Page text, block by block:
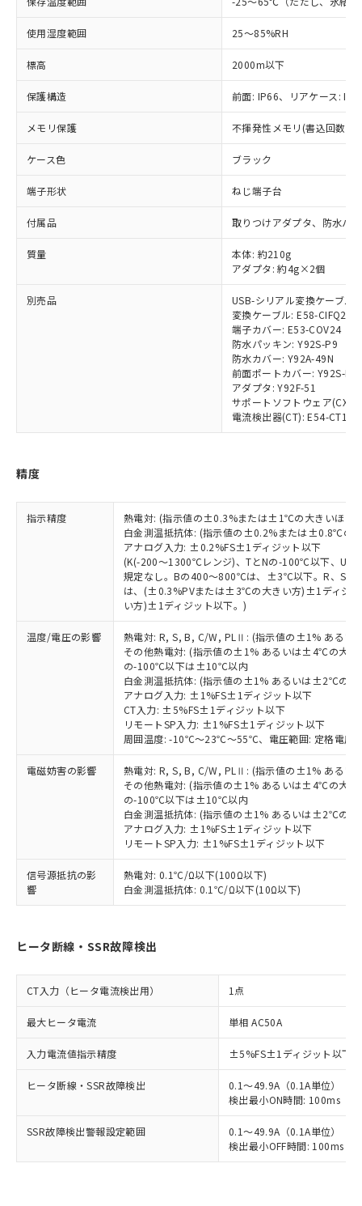
使用湿度範囲 25～85%RH
標高 2000m以下
保護構造 前面: IP66、リアケース:
メモリ保護 不揮発性メモリ(書込回数:
ケース色 ブラック
端子形状 ねじ端子台
付属品 取りつけアダプタ、防水パ
質量
本体: 約210g
アダプタ: 約4g×2個
別売品
USB-シリアル変換ケーブル:
変換ケーブル: E58-CIFQ2-E
端子カバー: E53-COV24
防水パッキン: Y92S-P9
防水カバー: Y92A-49N
前面ポートカバー: Y92S-P7
アダプタ: Y92F-51
サポートソフトウェア(CX-
電流検出器(CT): E54-CT1/
精度
指示精度
熱電対: (指示値の±0.3%または±1℃の大きいほう
白金測温抵抗体: (指示値の±0.2%または±0.8℃の
アナログ入力: ±0.2%FS±1ディジット以下
(K(-200～1300℃レンジ)、TとNの-100℃以下、U
規定なし。Bの400～800℃は、±3℃以下。R、S
は、(±0.3%PVまたは±3℃の大きい方)±1ディジ
い方)±1ディジット以下。)
温度/電圧の影響
熱電対: R, S, B, C/W, PLⅡ: (指示値の±1% ある
その他熱電対: (指示値の±1% あるいは±4℃の大き
の-100℃以下は±10℃以内
白金測温抵抗体: (指示値の±1% あるいは±2℃の大
アナログ入力: ±1%FS±1ディジット以下
CT入力: ±5%FS±1ディジット以下
リモートSP入力: ±1%FS±1ディジット以下
周囲温度: -10℃～23℃～55℃、電圧範囲: 定格電圧
電磁妨害の影響
熱電対: R, S, B, C/W, PLⅡ: (指示値の±1% ある
その他熱電対: (指示値の±1% あるいは±4℃の大き
の-100℃以下は±10℃以内
白金測温抵抗体: (指示値の±1% あるいは±2℃の大
アナログ入力: ±1%FS±1ディジット以下
リモートSP入力: ±1%FS±1ディジット以下
信号源抵抗の影
響
熱電対: 0.1℃/Ω以下(100Ω以下)
白金測温抵抗体: 0.1℃/Ω以下(10Ω以下)
ヒータ断線・SSR故障検出
CT入力（ヒータ電流検出用） 1点
最大ヒータ電流 単相 AC50A
入力電流値指示精度 ±5%FS±1ディジット以下
ヒータ断線・SSR故障検出
0.1～49.9A（0.1A単位）
検出最小ON時間: 100ms（
SSR故障検出警報設定範囲
0.1～49.9A（0.1A単位）
検出最小OFF時間: 100ms（
在庫状況および標準価格照会結果は、
記載している更新日時点での社内デー
タに基づき作成されるものであり、閲
覧された時点での実際の在庫および標
準価格とは異なる場合があることをご
正式な納期状況および標準価格はお客
様のお取引先、またはお客様担当のオ
オムロン制御機器販売店や当社販売拠
在庫状況および標準価格結果を当社の
事前の承諾なく第三者に漏洩または開
示しないようお願いします。
マイパーツ機能（部品リスト作成サー
ビス）をご利用いただくには、I-Web
メンバーズにご登録されている必要が
お客様が当ウェブサイト上で当社にご
登録された部品リストについて、当社
および当社の共同利用者が、当社の製
品・サービスに関するお客様との取
引・商談に必要な範囲で利用すること
指します。
むを得ず変更することがあります。
*EU RoHS指令（10物質）：
鉛(Pb) 1000ppm以下、 水銀(Hg) 1000ppm以下、 カド
六価クロム(Cr(Ⅵ)) 1000ppm以下、ポリ臭化ビフェニル
類(PBB) 1000ppm以下、ポリ臭化ジフェニルエーテル類
(PBDE) 1000ppm以下、フタル酸ビス(2-エチルヘキシ
ル) (DEHP)(別名：DOP) 1000ppm以下、フタル酸ブチ
ルベンジル（BBP） 1000ppm以下、フタル酸ジブチル
但し、RoHS指令で産業用監視および制御機器に対する
フタル酸エステル類の４物質については閾値を超える意
図的な使用がないことを確認しています。
※3 非含有証明書ダウンロード
下記の非含有証明書をダウンロードするこ
るもので、過去に遡って非含有を証明する
ものではありません。
また、RoHS指令のフタル酸エステル類４
物質の対応では、対応完了までの期間は出
荷製品に未対応品が混在することから備考
欄に対応日を記載しておりました。
既に当社にて対応品への在庫切替を完了
していることから、特段のことがない限
り、2022年1月12日より割愛しておりま
「－」：未確認です。当社販売部門へお問
Pb(鉛) :1000ppm、 Hg(水銀) : 1000ppm、 Cd(カドミウ
Cr(Ⅵ)(六価クロム) : 1000ppm、 PBBs(ポリ臭化ビフェ
ニル類) : 1000ppm、 PBDEs(ポリ臭化ジフェニルエーテ
DBP(フタル酸ジブチル) : 1000ppm、 DIBP(フタル酸ジ
イソブチル) : 1000ppm、 BBP(フタル酸ブチルベンジ
DEHP(フタル酸ビス(2-エチルヘキシル)) : 1000ppm
「ｅ」：有害物質（10物質）のすべてが基
準値以下であることを示します。
質が外部に漏えいし、環境に深刻な影響を
「－」：未確認です。当社販売部門へお問
為替および外国貿易法に定める商品
（以下｢規制貨物等」という）を輸出
国政府の輸出許可(または役務取引許
可)を取得するなどの必要な手続きを
当社は規制貨物を破棄する場合は、完
全に破砕するなど、違法に輸出されな
いよう必要な手段を講じます。
当社は貴社製品を、核兵器、ミサイ
ル、化学兵器、生物兵器またはその他
武器並びにこれらの製造装置等に一切
当社は、貴社製品を第三者に販売する
場合は、上記1、2および3の内容を当
該第三者に通知します。また当社は、
販売先および販売に係わる関係者が違
法に輸出するおそれがある場合は、取
キャンセル
一定数以上の在庫あり
一定数には満たないが在庫あり
在庫なし(最新の在庫状況につ
いては、お客様のお取引先、ま
たはお客様担当のオムロン制御
受注生産機種、また在庫状況の
情報を公開していない機種